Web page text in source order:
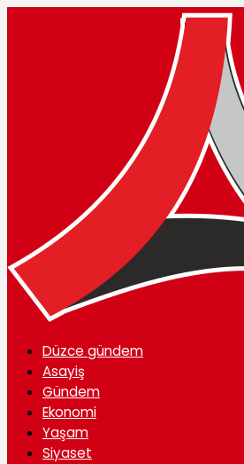
Düzce gündem
Asayiş
Gündem
Ekonomi
Yaşam
Siyaset